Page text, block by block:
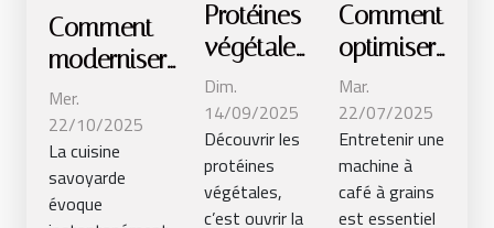
Comment
moderniser
les plats
traditionnels
savoyards ?
Mer.
22/10/2025
La cuisine
savoyarde
évoque
Protéines
végétales
: recettes
faciles
pour tous
les jours
Dim.
14/09/2025
Découvrir les
protéines
végétales,
c’est ouvrir la
Comment
optimiser
la durée
de vie de
votre
machine
à café à
Mar.
22/07/2025
Entretenir une
machine à
café à grains
est essentiel